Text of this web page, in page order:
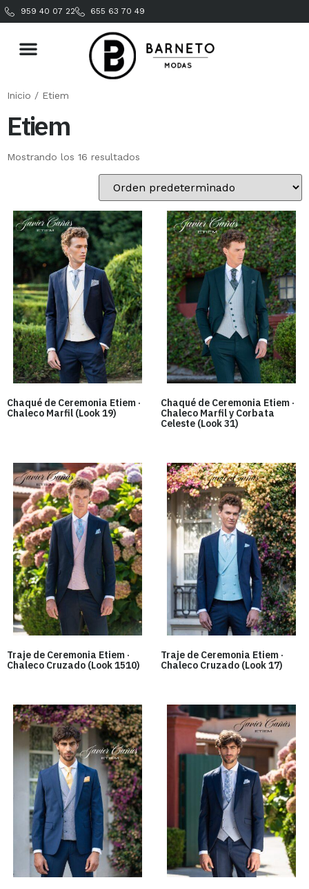
959 40 07 22 655 63 70 49
Inicio / Etiem
Etiem
Mostrando los 16 resultados
Chaqué de Ceremonia Etiem ·
Chaleco Marfil (Look 19)
Chaqué de Ceremonia Etiem ·
Chaleco Marfil y Corbata
Celeste (Look 31)
Traje de Ceremonia Etiem ·
Chaleco Cruzado (Look 1510)
Traje de Ceremonia Etiem ·
Chaleco Cruzado (Look 17)